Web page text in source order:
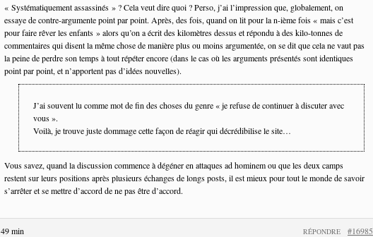
« Systématiquement assassinés » ? Cela veut dire quoi ? Perso, j’ai l’impression que, globalement, on
essaye de contre-argumente point par point. Après, des fois, quand on lit pour la n-ième fois « mais c’est
pour faire rêver les enfants » alors qu’on a écrit des kilomètres dessus et répondu à des kilo-tonnes de
commentaires qui disent la même chose de manière plus ou moins argumentée, on se dit que cela ne vaut pas
la peine de perdre son temps à tout répéter encore (dans le cas où les arguments présentés sont identiques
point par point, et n’apportent pas d’idées nouvelles).
J’ai souvent lu comme mot de fin des choses du genre « je refuse de continuer à discuter avec
vous ».
Voilà, je trouve juste dommage cette façon de réagir qui décrédibilise le site…
Vous savez, quand la discussion commence à dégéner en attaques ad hominem ou que les deux camps
restent sur leurs positions après plusieurs échanges de longs posts, il est mieux pour tout le monde de savoir
s’arrêter et se mettre d’accord de ne pas être d’accord.
min #16985
RÉPONDRE